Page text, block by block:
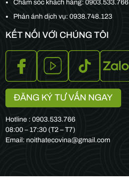
Chăm sóc khách hàng:0903.533.766
Phản ánh dịch vụ: 0938.748.123
KẾT NỐI VỚI CHÚNG TÔI
ĐĂNG KÝ TƯ VẤN NGAY
Hotline : 0903.533.766
08:00 – 17:30 (T2 – T7)
Email: noithatecovina@gmail.com